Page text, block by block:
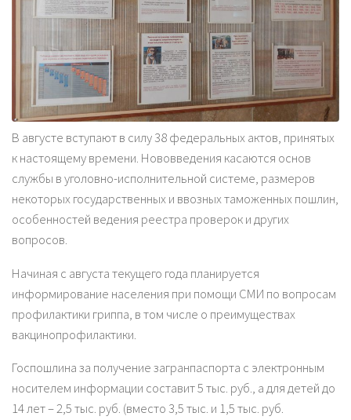
В августе вступают в силу 38 федеральных актов, принятых
к настоящему времени. Нововведения касаются основ
службы в уголовно-исполнительной системе, размеров
некоторых государственных и ввозных таможенных пошлин,
особенностей ведения реестра проверок и других
вопросов.
Начиная с августа текущего года планируется
информирование населения при помощи СМИ по вопросам
профилактики гриппа, в том числе о преимуществах
вакцинопрофилактики.
Госпошлина за получение загранпаспорта с электронным
носителем информации составит 5 тыс. руб., а для детей до
14 лет – 2,5 тыс. руб. (вместо 3,5 тыс. и 1,5 тыс. руб.